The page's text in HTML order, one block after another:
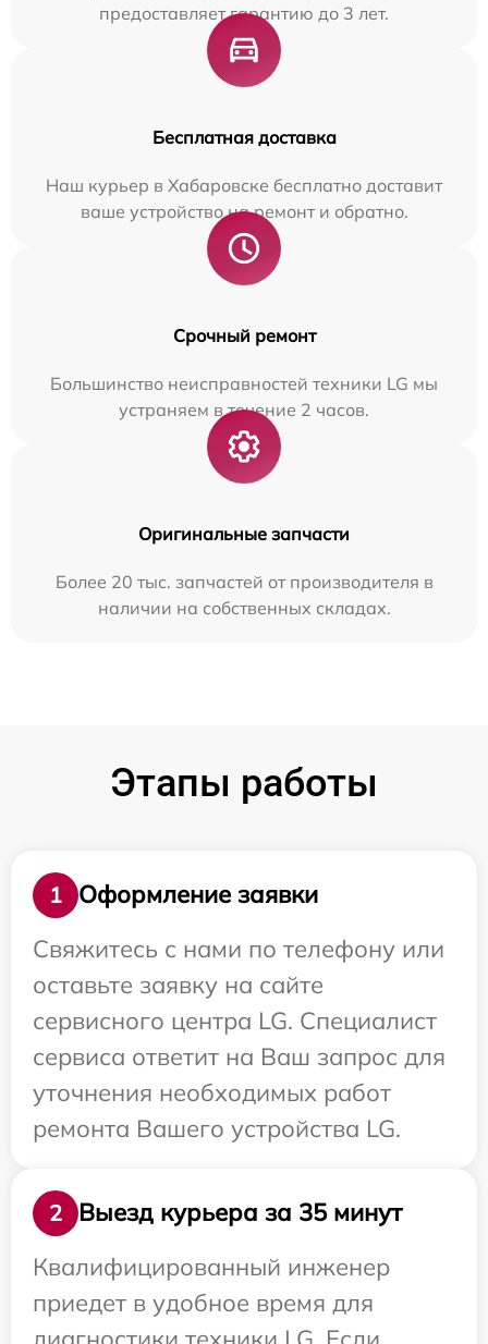
предоставляет гарантию до 3 лет.
Бесплатная доставка
Наш курьер в Хабаровске бесплатно доставит
ваше устройство на ремонт и обратно.
Срочный ремонт
Большинство неисправностей техники LG мы
устраняем в течение 2 часов.
Оригинальные запчасти
Более 20 тыс. запчастей от производителя в
наличии на собственных складах.
Этапы работы
1
Оформление заявки
Свяжитесь с нами по телефону или
оставьте заявку на сайте
сервисного центра LG. Специалист
сервиса ответит на Ваш запрос для
уточнения необходимых работ
ремонта Вашего устройства LG.
2
Выезд курьера за 35 минут
Квалифицированный инженер
приедет в удобное время для